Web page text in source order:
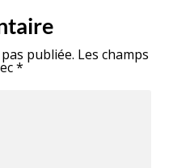
publiée. Les champs
*